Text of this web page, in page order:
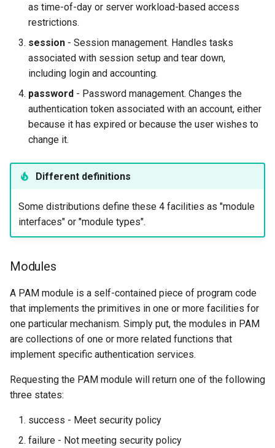
as time-of-day or server workload-based access
restrictions.
session - Session management. Handles tasks
associated with session setup and tear down,
including login and accounting.
password - Password management. Changes the
authentication token associated with an account, either
because it has expired or because the user wishes to
change it.
Different definitions
Some distributions define these 4 facilities as "module
interfaces" or "module types".
Modules
A PAM module is a self-contained piece of program code
that implements the primitives in one or more facilities for
one particular mechanism. Simply put, the modules in PAM
are collections of one or more related functions that
implement specific authentication services.
Requesting the PAM module will return one of the following
three states:
success - Meet security policy
failure - Not meeting security policy